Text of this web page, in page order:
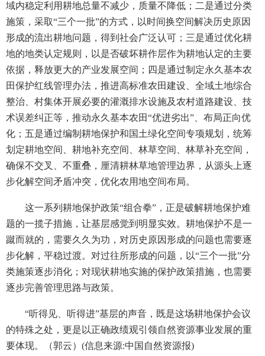
域内稳定利用耕地总量不减少，质量不降低；二是通过分类
施策，采取“三个一批”的方式，以时间换空间解决历史原因
形成的流出耕地问题，得到社会广泛认可；三是通过优化耕
地的地类认定规则，以是否破坏耕作层作为耕地认定的主要
依据，释放更大的产业发展空间；四是通过制定永久基本农
田保护红线管理办法，推进高标准农田建设、全域土地综合
整治、村集体开展必要的灌溉排水设施及农村道路建设、技
术误差纠正等，推动永久基本农田“优进劣出”、布局正向优
化；五是通过编制耕地保护和国土绿化空间专项规划，统筹
划定耕地空间、耕地补充空间、林草空间、林草补充空间，
确保不交叉、不重叠，厘清耕林草地管理边界，从源头上逐
步化解空间矛盾冲突，优化农用地空间布局。
这一系列耕地保护政策“组合拳”，正是破解耕地保护难
题的一揽子措施，让基层感觉到明显实效。耕地保护不是一
蹴而就的，需要久久为功，对历史原因形成的问题也需要逐
步化解，平稳过渡。对过往所形成的问题，以“三个一批”分
类施策逐步消化；对现状耕地实施的保护政策措施，也需要
逐步完善管理思路与政策。
“听得见、听得进”基层的声音，既是这场耕地保护会议
的特殊之处，更是以正确政绩观引领自然资源事业发展的重
要体现。（郭云）(信息来源:中国自然资源报)